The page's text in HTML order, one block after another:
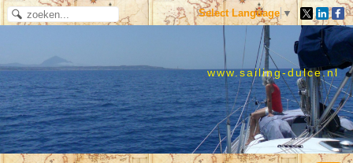
Select Language ▼
www.sailing-dulce.nl